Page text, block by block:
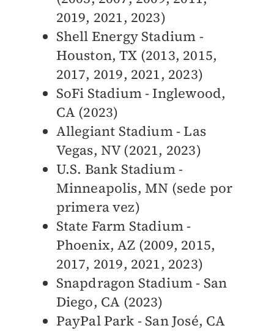
2019, 2021, 2023)
Shell Energy Stadium -
Houston, TX (2013, 2015,
2017, 2019, 2021, 2023)
SoFi Stadium - Inglewood,
CA (2023)
Allegiant Stadium - Las
Vegas, NV (2021, 2023)
U.S. Bank Stadium -
Minneapolis, MN (sede por
primera vez)
State Farm Stadium -
Phoenix, AZ (2009, 2015,
2017, 2019, 2021, 2023)
Snapdragon Stadium - San
Diego, CA (2023)
PayPal Park - San José, CA